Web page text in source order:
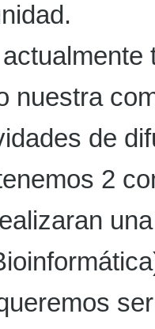
nuestra
de
2